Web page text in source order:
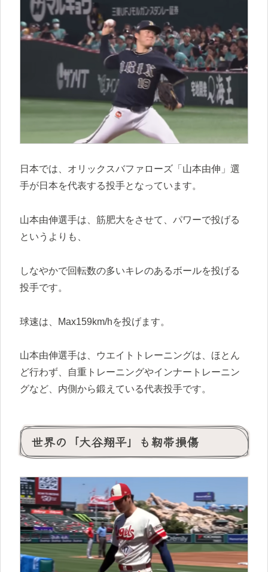
日本では、オリックスバファローズ「山本由伸」選
手が日本を代表する投手となっています。
山本由伸選手は、筋肥大をさせて、パワーで投げる
というよりも、
しなやかで回転数の多いキレのあるボールを投げる
投手です。
球速は、Max159km/hを投げます。
山本由伸選手は、ウエイトトレーニングは、ほとん
ど行わず、自重トレーニングやインナートレーニン
グなど、内側から鍛えている代表投手です。
世界の「大谷翔平」も靭帯損傷